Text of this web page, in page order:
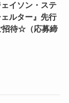
ェイソン・ステ
ルター』先行
招待☆（応募締